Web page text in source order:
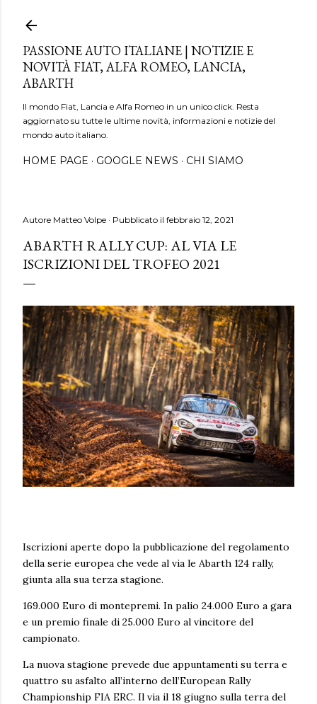
PASSIONE AUTO ITALIANE | NOTIZIE E
NOVITÀ FIAT, ALFA ROMEO, LANCIA,
ABARTH
Il mondo Fiat, Lancia e Alfa Romeo in un unico click. Resta
aggiornato su tutte le ultime novità, informazioni e notizie del
mondo auto italiano.
HOME PAGE GOOGLE NEWS CHI SIAMO
Autore Matteo Volpe Pubblicato il febbraio 12, 2021
ABARTH RALLY CUP: AL VIA LE
ISCRIZIONI DEL TROFEO 2021
Iscrizioni aperte dopo la pubblicazione del regolamento
della serie europea che vede al via le Abarth 124 rally,
giunta alla sua terza stagione.
169.000 Euro di montepremi. In palio 24.000 Euro a gara
e un premio finale di 25.000 Euro al vincitore del
campionato.
La nuova stagione prevede due appuntamenti su terra e
quattro su asfalto all’interno dell’European Rally
Championship FIA ERC. Il via il 18 giugno sulla terra del